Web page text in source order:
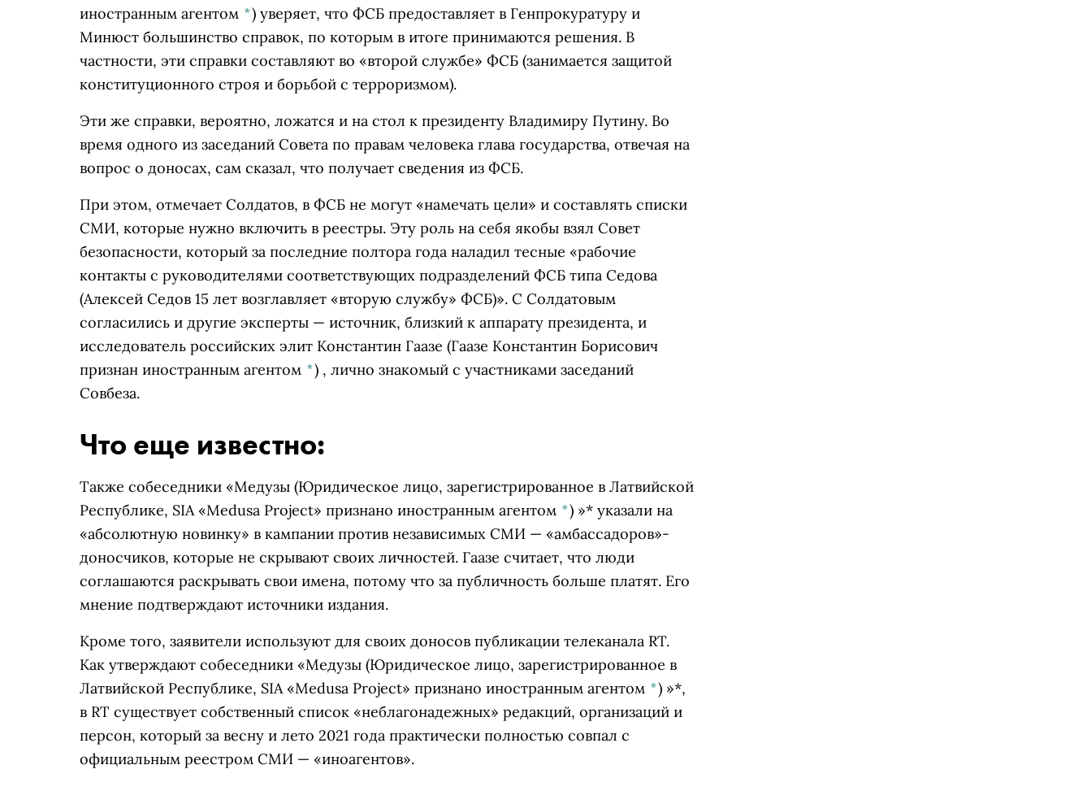
иностранным агентом *) уверяет, что ФСБ предоставляет в Генпрокуратуру и
Минюст большинство справок, по которым в итоге принимаются решения. В
частности, эти справки составляют во «второй службе» ФСБ (занимается защитой
конституционного строя и борьбой с терроризмом).
Эти же справки, вероятно, ложатся и на стол к президенту Владимиру Путину. Во
время одного из заседаний Совета по правам человека глава государства, отвечая на
вопрос о доносах, сам сказал, что получает сведения из ФСБ.
При этом, отмечает Солдатов, в ФСБ не могут «намечать цели» и составлять списки
СМИ, которые нужно включить в реестры. Эту роль на себя якобы взял Совет
безопасности, который за последние полтора года наладил тесные «рабочие
контакты с руководителями соответствующих подразделений ФСБ типа Седова
(Алексей Седов 15 лет возглавляет «вторую службу» ФСБ)». С Солдатовым
согласились и другие эксперты — источник, близкий к аппарату президента, и
исследователь российских элит Константин Гаазе (Гаазе Константин Борисович
признан иностранным агентом *) , лично знакомый с участниками заседаний
Совбеза.
Что еще известно:
Также собеседники «Медузы (Юридическое лицо, зарегистрированное в Латвийской
Республике, SIA «Medusa Project» признано иностранным агентом *) »* указали на
«абсолютную новинку» в кампании против независимых СМИ — «амбассадоров»-
доносчиков, которые не скрывают своих личностей. Гаазе считает, что люди
соглашаются раскрывать свои имена, потому что за публичность больше платят. Его
мнение подтверждают источники издания.
Кроме того, заявители используют для своих доносов публикации телеканала RT.
Как утверждают собеседники «Медузы (Юридическое лицо, зарегистрированное в
Латвийской Республике, SIA «Medusa Project» признано иностранным агентом *) »*,
в RT существует собственный список «неблагонадежных» редакций, организаций и
персон, который за весну и лето 2021 года практически полностью совпал с
официальным реестром СМИ — «иноагентов».